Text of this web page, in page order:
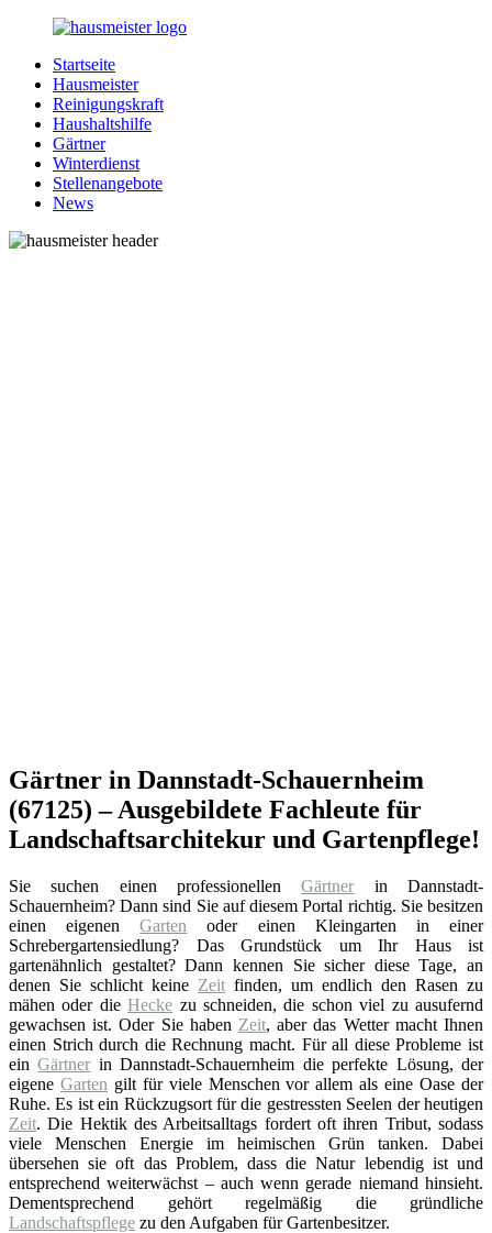
Zurück
Inhalt
Hausmeister.de
Alles
rund
Ihren
Haushalt
Startseite
Hausmeister
Reinigungskraft
Haushaltshilfe
Gärtner
Winterdienst
Stellenangebote
News
Gärtner in Dannstadt-Schauernheim
(67125) – Ausgebildete Fachleute für
Landschaftsarchitekur und Gartenpflege!
Sie suchen einen professionellenGärtner in Dannstadt-
Schauernheim? Dann sind Sie auf diesem Portal richtig. Sie besitzen
einen eigenenGarten oder einen Kleingarten in einer
Schrebergartensiedlung? Das Grundstück um Ihr Haus ist
gartenähnlich gestaltet? Dann kennen Sie sicher diese Tage, an
denen Sie schlicht keine Zeit finden, um endlich den Rasen zu
mähen oder dieHecke zu schneiden, die schon viel zu ausufernd
gewachsen ist. Oder Sie haben Zeit, aber das Wetter macht Ihnen
einen Strich durch die Rechnung macht. Für all diese Probleme ist
einGärtner in Dannstadt-Schauernheim die perfekte Lösung, der
eigene Garten gilt für viele Menschen vor allem als eine Oase der
Ruhe. Es ist ein Rückzugsort für die gestressten Seelen der heutigen
Zeit. Die Hektik des Arbeitsalltags fordert oft ihren Tribut, sodass
viele Menschen Energie im heimischen Grün tanken. Dabei
übersehen sie oft das Problem, dass die Natur lebendig ist und
entsprechend weiterwächst – auch wenn gerade niemand hinsieht.
Dementsprechend gehört regelmäßig die gründliche
Landschaftspflege zu den Aufgaben für Gartenbesitzer.